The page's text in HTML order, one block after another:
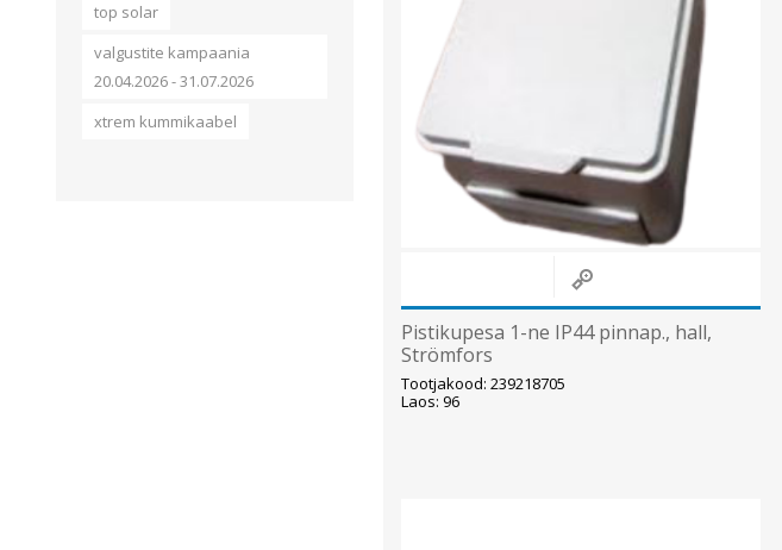
Pistikupesa 1-ne IP44 pinnap., hall,
Strömfors
Tootjakood: 239218705
Laos: 96
top solar
valgustite kampaania
20.04.2026 - 31.07.2026
xtrem kummikaabel